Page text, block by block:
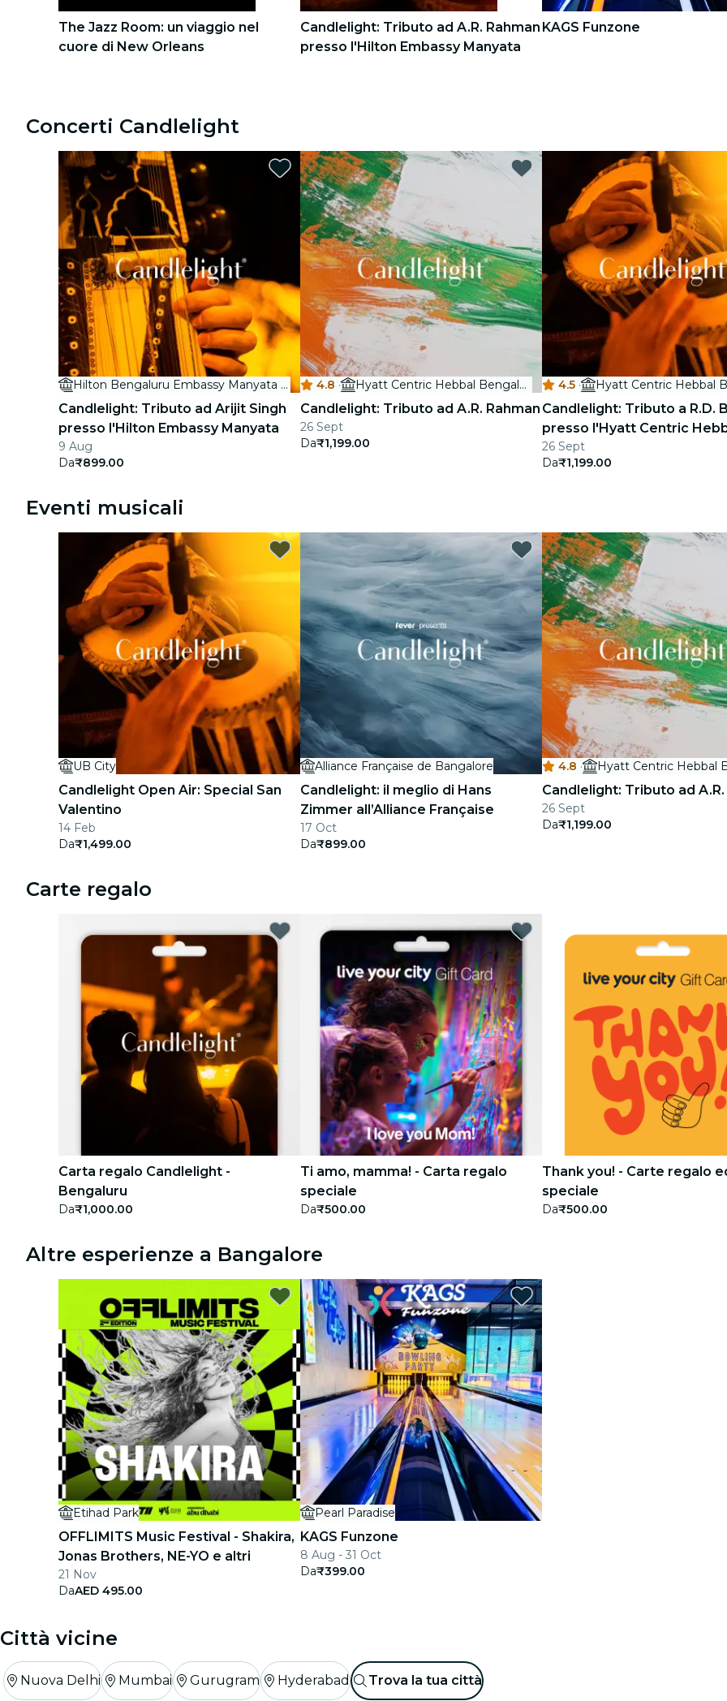
The Jazz Room: un viaggio nel
cuore di New Orleans
Candlelight: Tributo ad A.R. Rahman
presso l'Hilton Embassy Manyata
KAGS Funzone
Concerti Candlelight
Hilton Bengaluru Embassy Manyata Business Park
Candlelight: Tributo ad Arijit Singh
presso l'Hilton Embassy Manyata
9 Aug
Da₹899.00
4.8 · Hyatt Centric Hebbal Bengaluru
Candlelight: Tributo ad A.R. Rahman
26 Sept
Da₹1,199.00
4.5 ·
Candlelight: Tributo a R.D.
presso l'Hyatt Centric
26 Sept
Da₹1,199.00
Eventi musicali
UB City
Candlelight Open Air: Special San
Valentino
14 Feb
Da₹1,499.00
Alliance Française de Bangalore
Candlelight: il meglio di Hans
Zimmer all’Alliance Française
17 Oct
Da₹899.00
4.8 ·
Candlelight: Tributo ad A.R.
26 Sept
Da₹1,199.00
Carte regalo
Carta regalo Candlelight -
Bengaluru
Da₹1,000.00
Ti amo, mamma! - Carta regalo
speciale
Da₹500.00
Thank you! - Carte regalo
speciale
Da₹500.00
Altre esperienze a Bangalore
Etihad Park
OFFLIMITS Music Festival - Shakira,
Jonas Brothers, NE-YO e altri
21 Nov
DaAED 495.00
Pearl Paradise
KAGS Funzone
8 Aug - 31 Oct
Da₹399.00
Città vicine
Nuova Delhi Mumbai Gurugram Hyderabad Trova la tua città